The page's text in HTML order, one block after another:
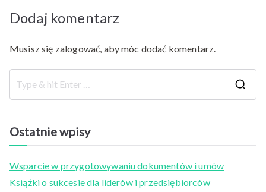
Dodaj komentarz
Musisz się zalogować, aby móc dodać komentarz.
Ostatnie wpisy
Wsparcie w przygotowywaniu dokumentów i umów
Książki o sukcesie dla liderów i przedsiębiorców